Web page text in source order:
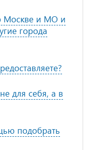
Москве и МО и
города
для себя, а в
подобрать